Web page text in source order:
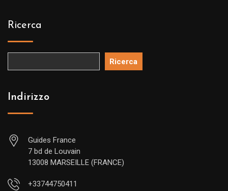
Ricerca
Ricerca
Indirizzo
Guides France
7 bd de Louvain
13008 MARSEILLE (FRANCE)
+33744750411